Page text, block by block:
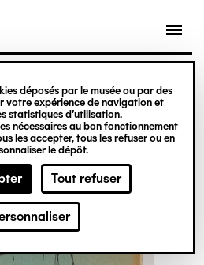
déposés par le musée ou par des
votre expérience de navigation et
statistiques d’utilisation.
nécessaires au bon fonctionnement
les accepter, tous les refuser ou en
le dépôt.
Tout refuser